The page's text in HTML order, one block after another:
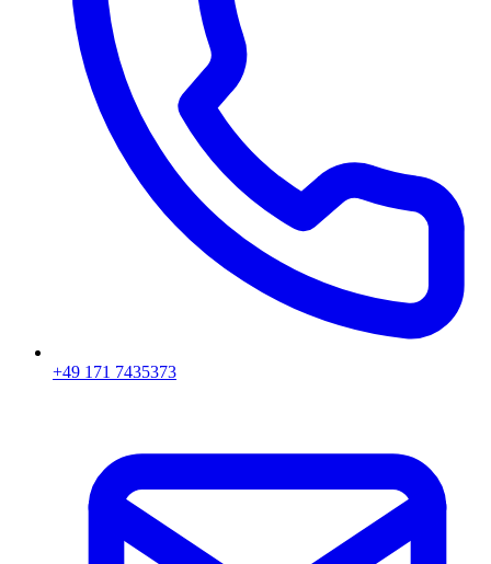
+49 171 7435373